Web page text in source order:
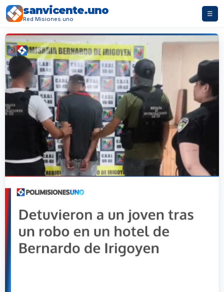
sanvicente.uno
Red Misiones.uno
☰